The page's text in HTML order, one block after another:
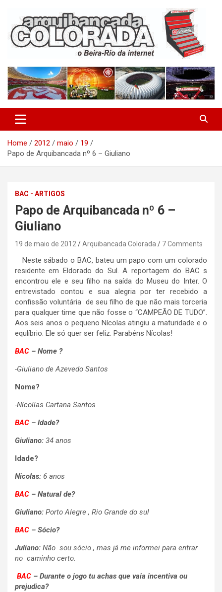
content
Arquibancada Colorada
Home 2012 maio
19
Papo de Arquibancada nº 6 – Giuliano
BAC - ARTIGOS
Papo de Arquibancada nº 6 –
Giuliano
19 de maio de 2012 Arquibancada Colorada 7 Comments
Neste sábado o BAC, bateu um papo com um colorado
residente em Eldorado do Sul. A reportagem do BAC s
encontrou ele e seu filho na saída do Museu do Inter. O
entrevistado contou e sua alegria por ter recebido a
confissão voluntária de seu filho de que não mais torceria
para qualquer time que não fosse o “CAMPEÃO DE TUDO”.
Aos seis anos o pequeno Nícolas atingiu a maturidade e o
equlíbrio. Ele só quer ser feliz. Parabéns Nícolas!
BAC – Nome ?
-Giuliano de Azevedo Santos
Nome?
-Nícollas Cartana Santos
BAC – Idade?
Giuliano: 34 anos
Idade?
Nicolas: 6 anos
BAC – Natural de?
Giuliano: Porto Alegre , Rio Grande do sul
BAC – Sócio?
Juliano: Não sou sócio , mas já me informei para entrar
no caminho certo.
BAC – Durante o jogo tu achas que vaia incentiva ou
prejudica?